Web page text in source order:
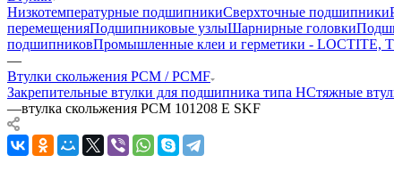
Низкотемпературные подшипникиСверхточные подшипники
перемещенияПодшипниковые узлыШарнирные головки
подшипниковПромышленные клеи и герметики - LOCTITE,
—
Втулки скольжения PCM / PCMF
Закрепительные втулки для подшипника типа HСтяжные
—втулка скольжения PCM 101208 E SKF